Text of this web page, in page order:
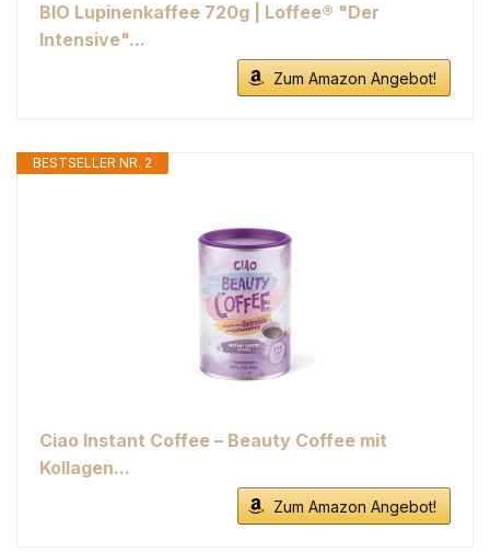
BIO Lupinenkaffee 720g | Loffee® "Der
Intensive"...
Zum Amazon Angebot!
BESTSELLER NR. 2
Ciao Instant Coffee – Beauty Coffee mit
Kollagen...
Zum Amazon Angebot!